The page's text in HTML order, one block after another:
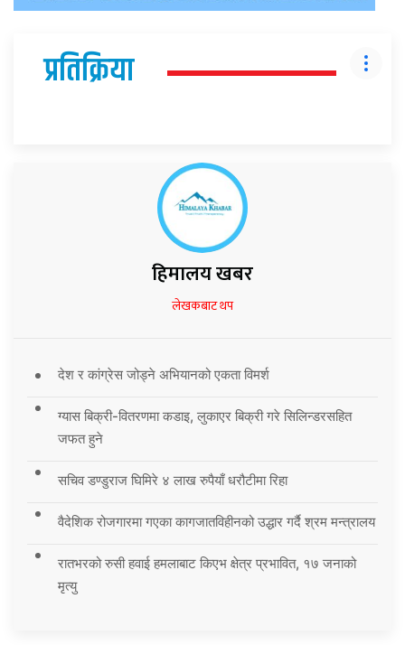
प्रतिक्रिया
हिमालय खबर
लेखकबाट थप
देश र कांग्रेस जोड्ने अभियानको एकता विमर्श
ग्यास बिक्री-वितरणमा कडाइ, लुकाएर बिक्री गरे सिलिन्डरसहित
जफत हुने
सचिव डण्डुराज घिमिरे ४ लाख रुपैयाँ धरौटीमा रिहा
वैदेशिक रोजगारमा गएका कागजातविहीनको उद्धार गर्दै श्रम मन्त्रालय
रातभरको रुसी हवाई हमलाबाट किएभ क्षेत्र प्रभावित, १७ जनाको
मृत्यु